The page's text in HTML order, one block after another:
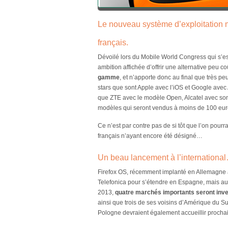
Le nouveau système
français.
Dévoilé lors du Mobile World Congress qui
ambition affichée d’offrir une alternative peu
gamme, et n’apporte donc au final que très
stars que sont Apple avec l’iOS et Google
que ZTE avec le modèle Open, Alcatel avec
modèles qui seront vendus à moins de 100
Ce n’est par contre pas de si tôt que l’on
français n’ayant encore été désigné…
Un beau lancement à
Firefox OS, récemment implanté en
Telefonica pour s’étendre en Espagne, mais
2013, quatre marchés importants seront
ainsi que trois de ses voisins d’Amérique du
Pologne devraient également accueillir